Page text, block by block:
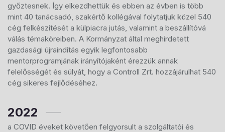
győztesnek. Így elkezdhettük és ebben az évben is több
mint 40 tanácsadó, szakértő kollégával folytatjuk közel 540
cég felkészítését a külpiacra jutás, valamint a beszállítóvá
válás témaköreiben. A Kormányzat által meghirdetett
gazdasági újraindítás egyik legfontosabb
mentorprogramjának irányítójaként érezzük annak
felelősségét és súlyát, hogy a Controll Zrt. hozzájárulhat 540
cég sikeres fejlődéséhez.
2022
a COVID éveket követően felgyorsult a szolgáltatói és